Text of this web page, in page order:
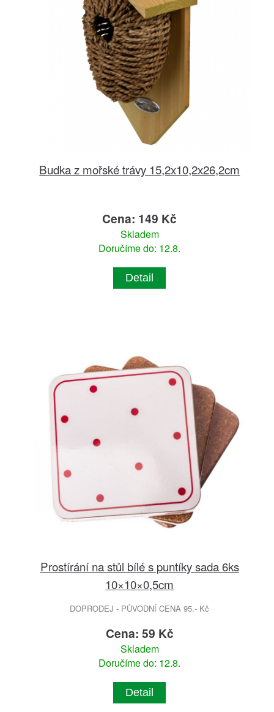
Budka z mořské trávy 15,2x10,2x26,2cm
Cena: 149 Kč
Skladem
Doručíme do: 12.8.
Detail
Prostírání na stůl bílé s puntíky sada 6ks
10×10×0,5cm
DOPRODEJ - PŮVODNÍ CENA 95.- Kč
Cena: 59 Kč
Skladem
Doručíme do: 12.8.
Detail